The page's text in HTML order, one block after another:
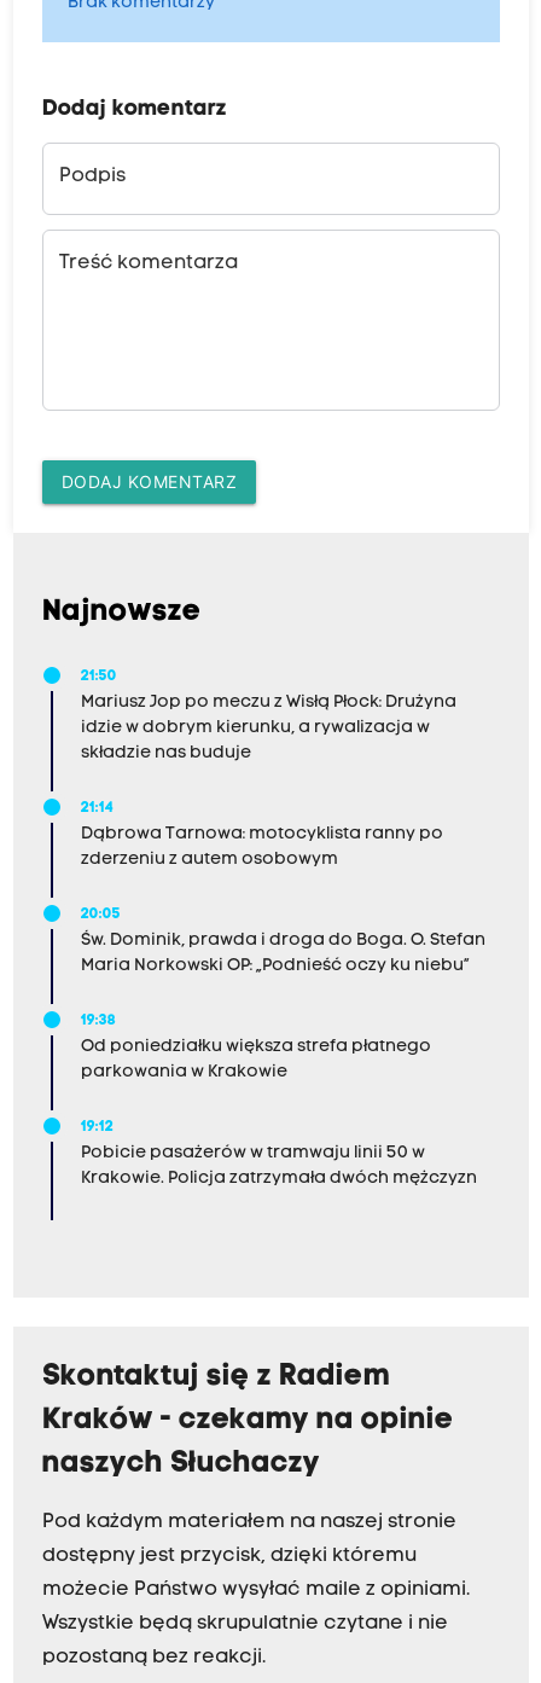
Dodaj komentarz
Podpis
Treść komentarza
DODAJ KOMENTARZ
Najnowsze
21:50
Mariusz Jop po meczu z Wisłą Płock: Drużyna
idzie w dobrym kierunku, a rywalizacja w
składzie nas buduje
21:14
Dąbrowa Tarnowa: motocyklista ranny po
zderzeniu z autem osobowym
20:05
Św. Dominik, prawda i droga do Boga. O. Stefan
Maria Norkowski OP: „Podnieść oczy ku niebu”
19:38
Od poniedziałku większa strefa płatnego
parkowania w Krakowie
19:12
Pobicie pasażerów w tramwaju linii 50 w
Krakowie. Policja zatrzymała dwóch mężczyzn
Skontaktuj się z Radiem
Kraków - czekamy na opinie
naszych Słuchaczy
Pod każdym materiałem na naszej stronie
dostępny jest przycisk, dzięki któremu
możecie Państwo wysyłać maile z opiniami.
Wszystkie będą skrupulatnie czytane i nie
pozostaną bez reakcji.